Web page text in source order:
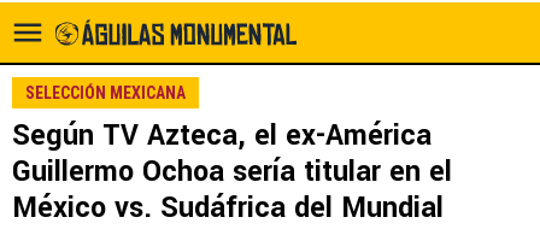
SELECCIÓN MEXICANA
Según TV Azteca, el ex-América
Guillermo Ochoa sería titular en el
México vs. Sudáfrica del Mundial